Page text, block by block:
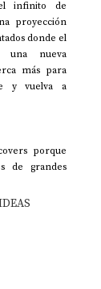
infinito de
proyección
donde el
una nueva
más para
y vuelva a
porque
de grandes